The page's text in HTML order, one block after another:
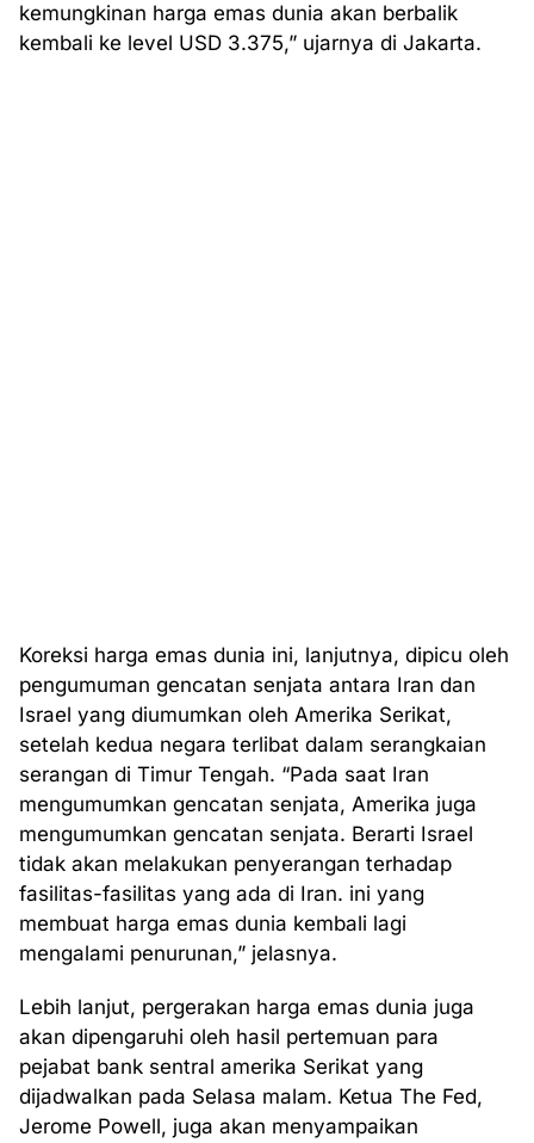
kemungkinan harga emas dunia akan berbalik
kembali ke level USD 3.375,” ujarnya di Jakarta.
Koreksi harga emas dunia ini, lanjutnya, dipicu oleh
pengumuman gencatan senjata antara Iran dan
Israel yang diumumkan oleh Amerika Serikat,
setelah kedua negara terlibat dalam serangkaian
serangan di Timur Tengah. “Pada saat Iran
mengumumkan gencatan senjata, Amerika juga
mengumumkan gencatan senjata. Berarti Israel
tidak akan melakukan penyerangan terhadap
fasilitas-fasilitas yang ada di Iran. ini yang
membuat harga emas dunia kembali lagi
mengalami penurunan,” jelasnya.
Lebih lanjut, pergerakan harga emas dunia juga
akan dipengaruhi oleh hasil pertemuan para
pejabat bank sentral amerika Serikat yang
dijadwalkan pada Selasa malam. Ketua The Fed,
Jerome Powell, juga akan menyampaikan